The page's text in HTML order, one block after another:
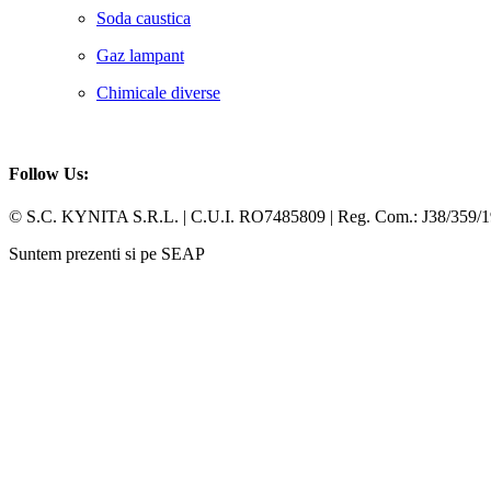
Soda caustica
Gaz lampant
Chimicale diverse
Follow Us:
Facebook
Whatsapp
© S.C. KYNITA S.R.L. | C.U.I. RO7485809 | Reg. Com.: J38/359/
Suntem prezenti si pe SEAP